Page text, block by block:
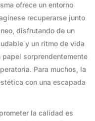
ofrece un entorno
recuperarse junto
disfrutando de un
y un ritmo de vida
sorprendentemente
Para muchos, la
con una escapada
la calidad es